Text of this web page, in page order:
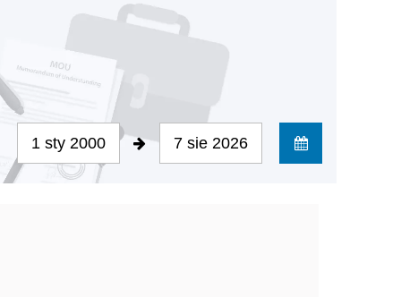
1 sty 2000 7 sie 2026